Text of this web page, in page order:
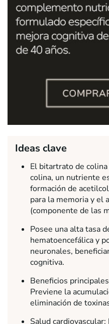
Ideas clave
El bitartrato de
colina, un nutriente
formación de
para la memoria y el
(componente de las
Posee una alta tasa
hematoencefálica y
neuronales,
cognitiva.
Beneficios
Previene la
eliminación de
Salud